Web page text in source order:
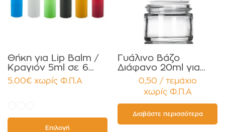
Θήκη για Lip Balm /
Κραγιόν 5ml σε 6
χρώματα Πακέτο
10τεμ.
5.00€ χωρίς Φ.Π.Α
Επιλογή
Γυάλινο Βάζο
Διάφανο 20ml για
Κρέμες και
Κηραλοιφές με
Μαύρο Γυαλιστερό
Καπάκι Παρέμβυσμα
Συσκευασία 12
τεμαχίων
0,50 / τεμάχιο
χωρίς Φ.Π.Α
Διαβάστε περισσότερα